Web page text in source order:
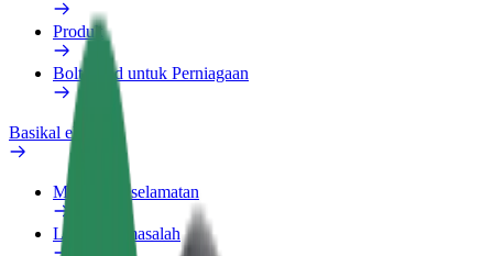
Produk
Bolt Food untuk Perniagaan
Basikal elektrik
Makmal keselamatan
Laporkan masalah